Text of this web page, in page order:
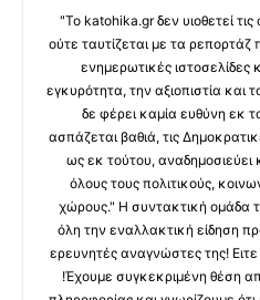
"Το katohika.gr δεν υιοθετεί
ούτε ταυτίζεται με τα
ενημερωτικές ιστοσελίδες
εγκυρότητα, την αξιοπιστία και
δε φέρει καμία ευθύνη εκ
ασπάζεται βαθιά, τις
ως εκ τούτου,
όλους τους πολιτικούς,
χώρους." Η συντακτική ομάδα
όλη την εναλλακτική είδηση
ερευνητές αναγνώστες της! Ειτε
!Έχουμε συγκεκριμένη θέση